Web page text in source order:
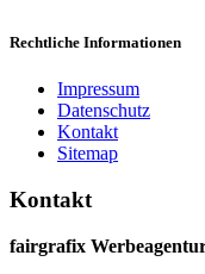
Rechtliche Informationen
Impressum
Datenschutz
Kontakt
Sitemap
Kontakt
fairgrafix